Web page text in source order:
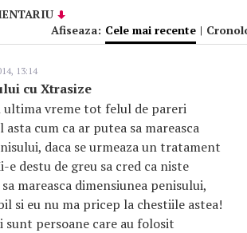
Afiseaza: Cele mai recente |
13:14
cu Xtrasize
vreme tot felul de pareri
cum ca ar putea sa mareasca
daca se urmeaza un tratament
e destu de greu sa cred ca niste
mareasca dimensiunea penisului,
si eu nu ma pricep la chestiile astea!
sunt persoane care au folosit